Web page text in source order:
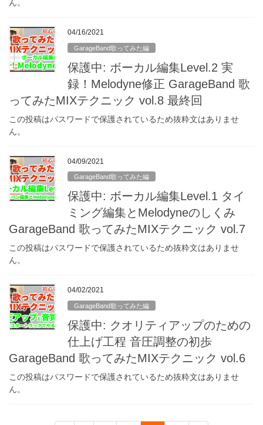
ん。
04/16/2021
GarageBand歌ってみた編
保護中: ボーカル編集Level.2 実
録！Melodyne修正 GarageBand 歌
ってみたMIXテクニック vol.8 最終回
この投稿はパスワードで保護されているため抜粋文はありませ
ん。
04/09/2021
GarageBand歌ってみた編
保護中: ボーカル編集Level.1 タイ
ミング編集とMelodyneのしくみ
GarageBand 歌ってみたMIXテクニック vol.7
この投稿はパスワードで保護されているため抜粋文はありませ
ん。
04/02/2021
GarageBand歌ってみた編
保護中: クオリティアップのための
仕上げ工程 音圧調整の初歩
GarageBand 歌ってみたMIXテクニック vol.6
この投稿はパスワードで保護されているため抜粋文はありませ
ん。